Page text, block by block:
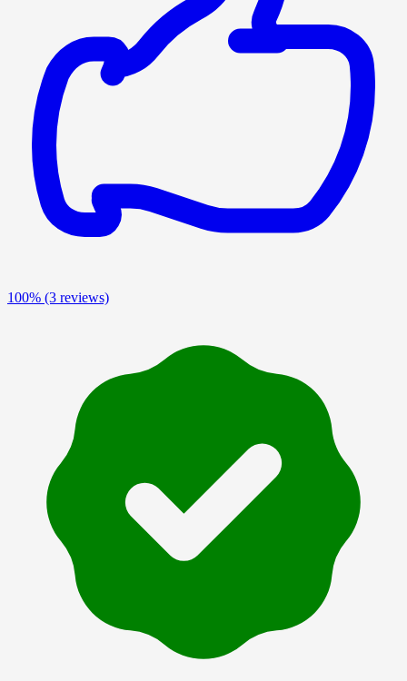
100% (3 reviews)